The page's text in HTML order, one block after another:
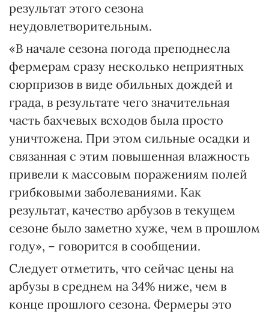
результат этого сезона
неудовлетворительным.
«В начале сезона погода преподнесла
фермерам сразу несколько неприятных
сюрпризов в виде обильных дождей и
града, в результате чего значительная
часть бахчевых всходов была просто
уничтожена. При этом сильные осадки и
связанная с этим повышенная влажность
привели к массовым поражениям полей
грибковыми заболеваниями. Как
результат, качество арбузов в текущем
сезоне было заметно хуже, чем в прошлом
году», – говорится в сообщении.
Следует отметить, что сейчас цены на
арбузы в среднем на 34% ниже, чем в
конце прошлого сезона. Фермеры это